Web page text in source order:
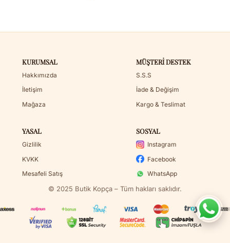
KURUMSAL
Hakkımızda
İletişim
Mağaza
MÜŞTERI DESTEK
S.S.S
İade & Değişim
Kargo & Teslimat
YASAL
Gizlilik
KVKK
Mesafeli Satış
SOSYAL
Instagram
Facebook
WhatsApp
© 2025 Butik Kopça – Tüm hakları saklıdır.